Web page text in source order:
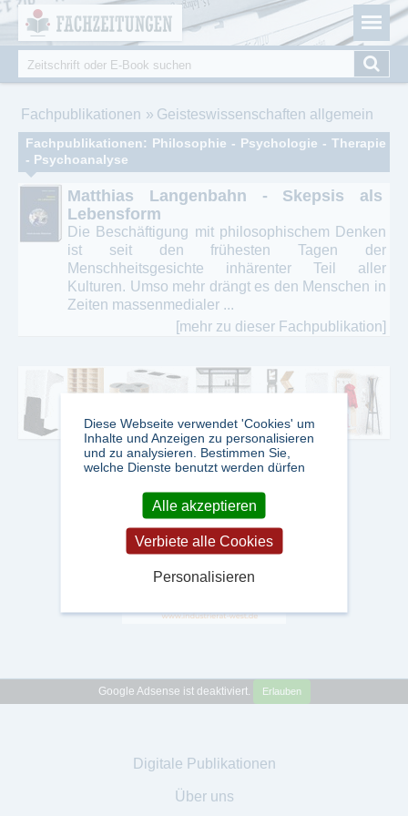
Fachzeitungen.de - Das unabhängige Portal für
Fachmagazine Fachpublikationen & eBooks
Suchformular
Suche
Fachpublikationen
Geisteswissenschaften allgemein
Fachpublikationen: Philosophie - Psychologie - Therapie
- Psychoanalyse
Matthias Langenbahn - Skepsis als
Lebensform
Die Beschäftigung mit philosophischem Denken
ist seit den frühesten Tagen der
Menschheitsgesichte inhärenter Teil aller
Kulturen. Umso mehr drängt es den Menschen in
Zeiten massenmedialer ...
[mehr zu dieser Fachpublikation]
Google Adsense ist deaktiviert. Erlauben
Digitale Publikationen
Über uns
Cookie-Einstellungen
Diese Webseite verwendet 'Cookies' um
Inhalte und Anzeigen zu personalisieren
und zu analysieren. Bestimmen Sie,
welche Dienste benutzt werden dürfen
Alle akzeptieren
Verbiete alle Cookies
Personalisieren